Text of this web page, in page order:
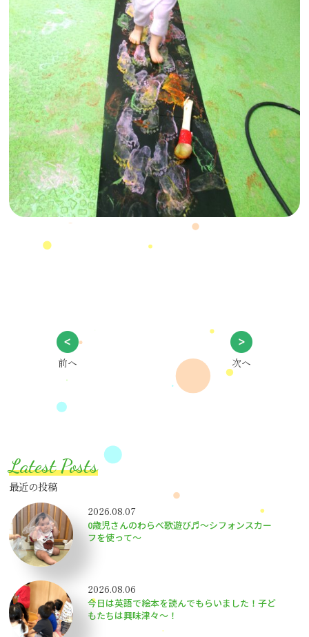
前へ 次へ
Latest Posts
最近の投稿
2026.08.07
0歳児さんのわらべ歌遊び♬～シフォンスカー
フを使って～
2026.08.06
今日は英語で絵本を読んでもらいました！子ど
もたちは興味津々〜！